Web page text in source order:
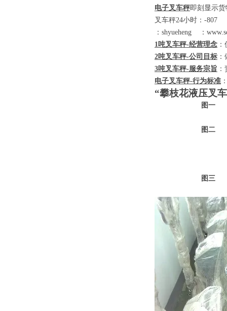
电子叉车秤即刻显示
叉车秤24小时： -
： shyueheng ：
1吨叉车秤-经营理念
2吨叉车秤-公司目标
3吨叉车秤-服务宗旨
电子叉车秤-行为标准
“攀枝花液压叉
图一
图二
图三